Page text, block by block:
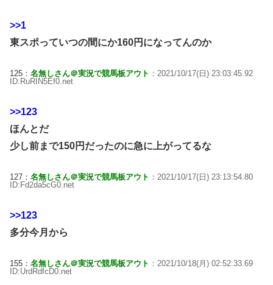
>>1
東スポっていつの間にか160円になってんのか
125： 名無しさん＠実況で競馬板アウト ：2021/10/17(日) 23:03:45.92
ID:RuRIN5Ef0.net
>>123
ほんとだ
少し前まで150円だったのに急に上がってるな
127： 名無しさん＠実況で競馬板アウト ：2021/10/17(日) 23:13:54.80
ID:Fd2da5cG0.net
>>123
多分今月から
155： 名無しさん＠実況で競馬板アウト ：2021/10/18(月) 02:52:33.69
ID:UrdRdfcD0.net